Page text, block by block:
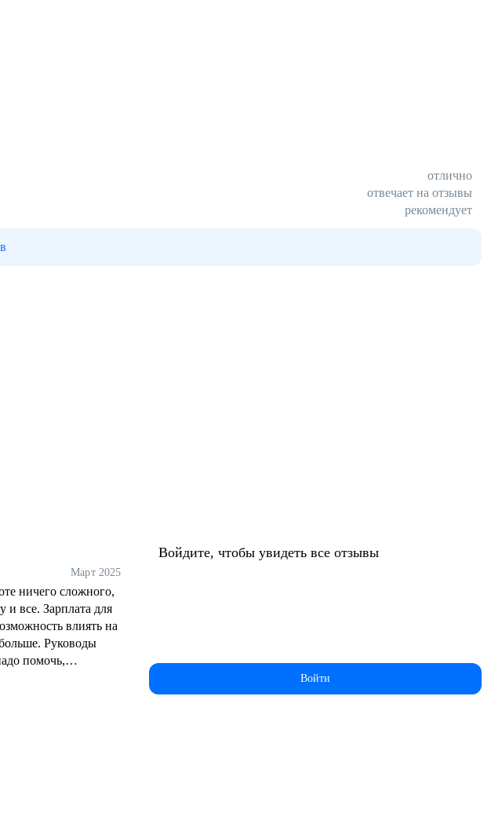
отлично
отвечает на отзывы
рекомендует
Март 2025
ничего сложного,
и все. Зарплата для
влиять на
Руководы
помочь,
Войдите, чтобы увидеть все отзывы
Войти